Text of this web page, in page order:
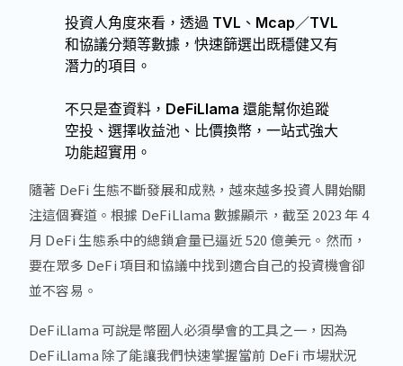
投資人角度來看，透過 TVL、Mcap／TVL
和協議分類等數據，快速篩選出既穩健又有
潛力的項目。
不只是查資料，DeFiLlama 還能幫你追蹤
空投、選擇收益池、比價換幣，一站式強大
功能超實用。
隨著 DeFi 生態不斷發展和成熟，越來越多投資人開始關
注這個賽道。根據 DeFiLlama 數據顯示，截至 2023 年 4
月 DeFi 生態系中的總鎖倉量已逼近 520 億美元。然而，
要在眾多 DeFi 項目和協議中找到適合自己的投資機會卻
並不容易。
DeFiLlama 可說是幣圈人必須學會的工具之一，因為
DeFiLlama 除了能讓我們快速掌握當前 DeFi 市場狀況